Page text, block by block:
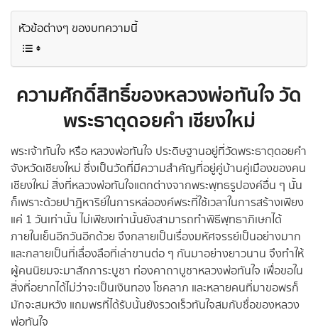
หัวข้อต่างๆ ของบทความนี้
ความศักดิ์สิทธิ์ของหลวงพ่อทันใจ วัด
พระธาตุดอยคำ เชียงใหม่
พระเจ้าทันใจ หรือ หลวงพ่อทันใจ ประดิษฐานอยู่ที่วัดพระธาตุดอยคำ
จังหวัดเชียงใหม่ ซึ่งเป็นวัดที่มีความสำคัญที่อยู่คู่บ้านคู่เมืองของคน
เชียงใหม่ สิ่งที่หลวงพ่อทันใจแตกต่างจากพระพุทธรูปองค์อื่น ๆ นั้น
ก็เพราะด้วยปาฏิหาริย์ในการหล่อองค์พระที่ใช้เวลาในการสร้างเพียง
แค่ 1 วันเท่านั้น ไม่เพียงเท่านั้นยังสามารถทำพิธีพุทธาภิเษกได้
ภายในเย็นอีกวันอีกด้วย จึงกลายเป็นเรื่องมหัศจรรย์เป็นอย่างมาก
และกลายเป็นที่เลื่องลือที่เล่าขานต่อ ๆ กันมาอย่างยาวนาน จึงทำให้
ผู้คนนิยมจะมาสักการะบูชา ท่องคาถาบูชาหลวงพ่อทันใจ เพื่อขอใน
สิ่งที่อยากได้ไม่ว่าจะเป็นเงินทอง โชคลาภ และหลายคนที่มาขอพรก็
มักจะสมหวัง แถมพรที่ได้รับนั้นยังรวดเร็วทันใจสมกับชื่อของหลวง
พ่อทันใจ